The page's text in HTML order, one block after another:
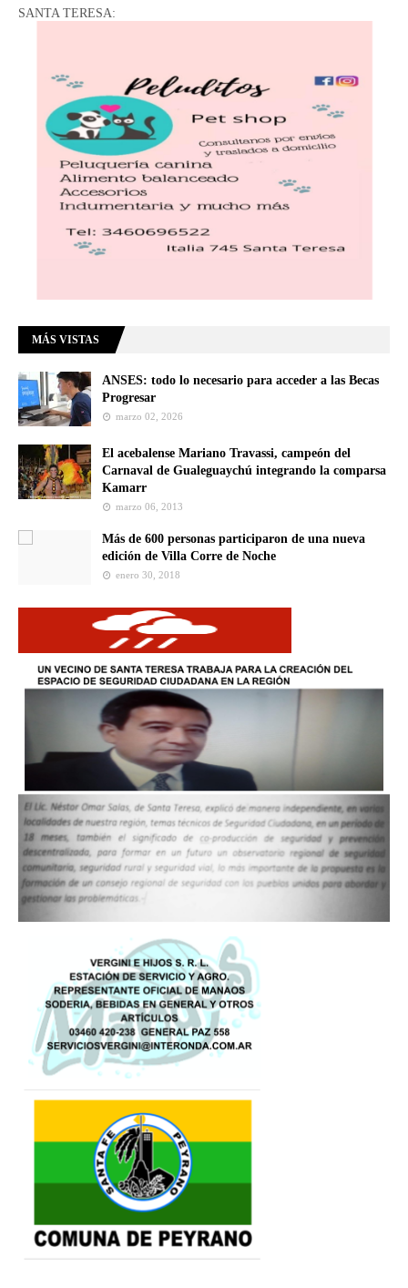
SANTA TERESA:
MÁS VISTAS
ANSES: todo lo necesario para acceder a las Becas
Progresar
marzo 02, 2026
El acebalense Mariano Travassi, campeón del
Carnaval de Gualeguaychú integrando la comparsa
Kamarr
marzo 06, 2013
Más de 600 personas participaron de una nueva
edición de Villa Corre de Noche
enero 30, 2018